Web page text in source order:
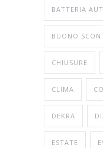
BATTERIA
BUONO
CHIUSURE
CLIMA
DEKRA
ESTATE